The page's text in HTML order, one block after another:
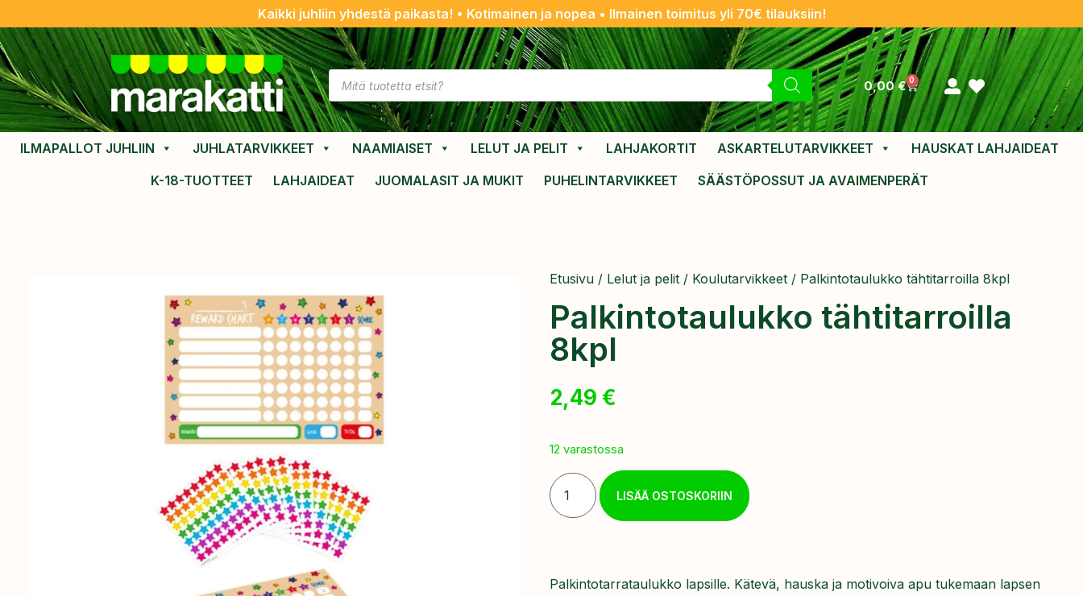
Kaikki juhliin yhdestä paikasta! • Kotimainen ja nopea • Ilmainen toimitus yli 70€ tilauksiin!
0,00€ 0
ILMAPALLOT JUHLIIN JUHLATARVIKKEET NAAMIAISET LELUT JA PELIT LAHJAKORTIT ASKARTELUTARVIKKEET
HAUSKAT LAHJAIDEAT
K-18-TUOTTEET
LAHJAIDEAT JUOMALASIT JA MUKIT PUHELINTARVIKKEET SÄÄSTÖPOSSUT JA AVAIMENPERÄT
Etusivu / Lelut ja pelit / Koulutarvikkeet / Palkintotaulukko tähtitarroilla 8kpl
Palkintotaulukko tähtitarroilla
8kpl
2,49 €
12 varastossa
LISÄÄ OSTOSKORIIN
Palkintotarrataulukko lapsille. Kätevä, hauska ja motivoiva apu tukemaan lapsen